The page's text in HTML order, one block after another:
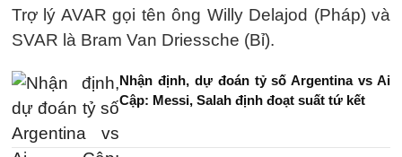
Trợ lý AVAR gọi tên ông Willy Delajod (Pháp) và
SVAR là Bram Van Driessche (Bỉ).
Nhận định, dự đoán tỷ số Argentina vs Ai
Cập: Messi, Salah định đoạt suất tứ kết